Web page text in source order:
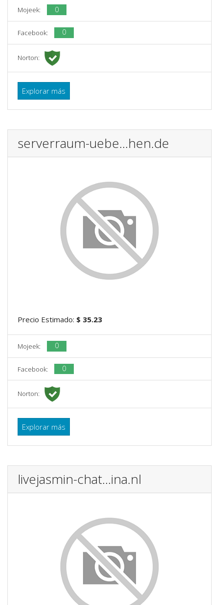
Mojeek: 0
Facebook: 0
Norton:
Explorar más
serverraum-uebe...hen.de
Precio Estimado: $ 35.23
Mojeek: 0
Facebook: 0
Norton:
Explorar más
livejasmin-chat...ina.nl